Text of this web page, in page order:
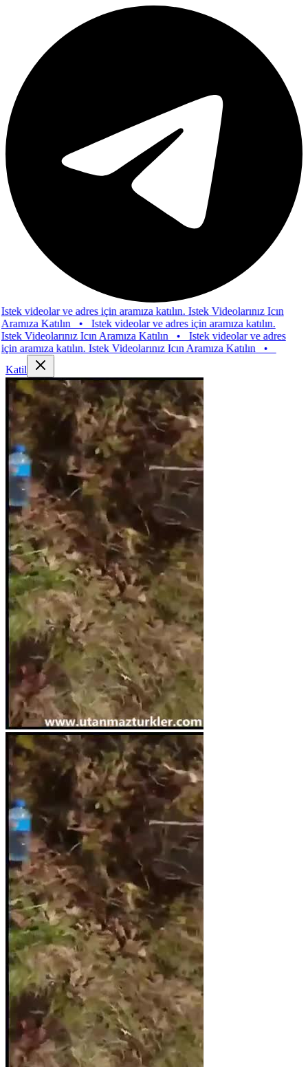
ve adres için aramıza katılın. Istek Videolarınız Icın
Katılın•Istek videolar ve adres için aramıza katılın.
Icın Aramıza Katılın•Istek videolar ve adres
katılın. Istek Videolarınız Icın Aramıza Katılın•
Katil